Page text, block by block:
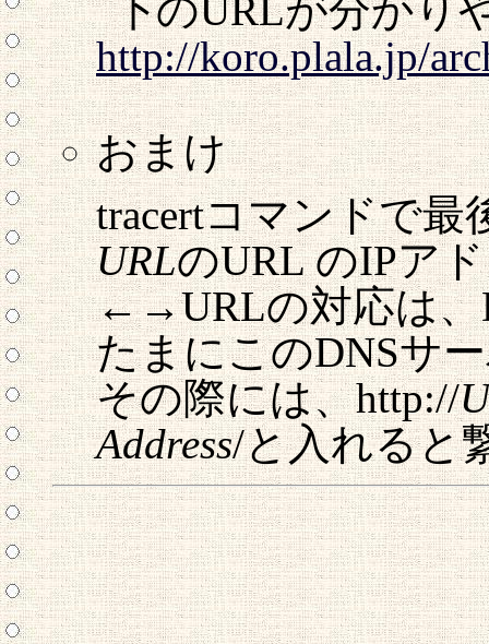
下のURLが分かり
http://koro.plala.jp/
おまけ
tracertコマンドで最
URLのURL のIPア
←→URLの対応は、
たまにこのDNSサ
その際には、http://
Address/と入れると